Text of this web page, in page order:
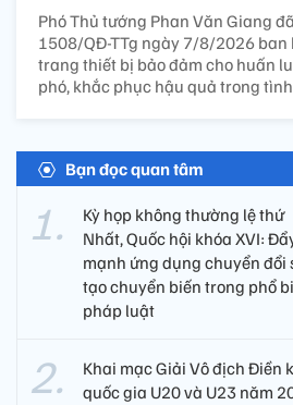
Phó Thủ tướng Phan Văn Giang
1508/QĐ-TTg ngày 7/8/2026 ban
trang thiết bị bảo đảm cho huấn
phó, khắc phục hậu quả trong
Bạn đọc quan tâm
Kỳ họp không thường lệ thứ
Nhất, Quốc hội khóa XVI:
mạnh ứng dụng chuyển đổi
tạo chuyển biến trong phổ
pháp luật
Khai mạc Giải Vô địch Điền
quốc gia U20 và U23 năm